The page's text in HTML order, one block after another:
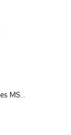
JS Audrieu - US Avranches MSM CDF 2022